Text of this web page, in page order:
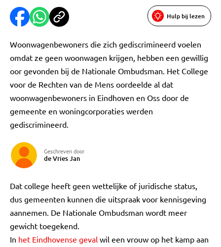
Hulp bij lezen
Woonwagenbewoners die zich gediscrimineerd voelen
omdat ze geen woonwagen krijgen, hebben een gewillig
oor gevonden bij de Nationale Ombudsman. Het College
voor de Rechten van de Mens oordeelde al dat
woonwagenbewoners in Eindhoven en Oss door de
gemeente en woningcorporaties werden
gediscrimineerd.
Geschreven door
de Vries Jan
Dat college heeft geen wettelijke of juridische status,
dus gemeenten kunnen die uitspraak voor kennisgeving
aannemen. De Nationale Ombudsman wordt meer
gewicht toegekend.
In het Eindhovense geval wil een vrouw op het kamp aan